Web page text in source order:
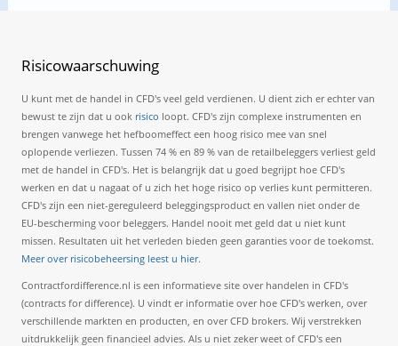
Risicowaarschuwing
U kunt met de handel in CFD's veel geld verdienen. U dient zich er echter van
bewust te zijn dat u ook risico loopt. CFD's zijn complexe instrumenten en
brengen vanwege het hefboomeffect een hoog risico mee van snel
oplopende verliezen. Tussen 74 % en 89 % van de retailbeleggers verliest geld
met de handel in CFD's. Het is belangrijk dat u goed begrijpt hoe CFD's
werken en dat u nagaat of u zich het hoge risico op verlies kunt permitteren.
CFD's zijn een niet-gereguleerd beleggingsproduct en vallen niet onder de
EU-bescherming voor beleggers. Handel nooit met geld dat u niet kunt
missen. Resultaten uit het verleden bieden geen garanties voor de toekomst.
Meer over risicobeheersing leest u hier.
Contractfordifference.nl is een informatieve site over handelen in CFD's
(contracts for difference). U vindt er informatie over hoe CFD's werken, over
verschillende markten en producten, en over CFD brokers. Wij verstrekken
uitdrukkelijk geen financieel advies. Als u niet zeker weet of CFD's een